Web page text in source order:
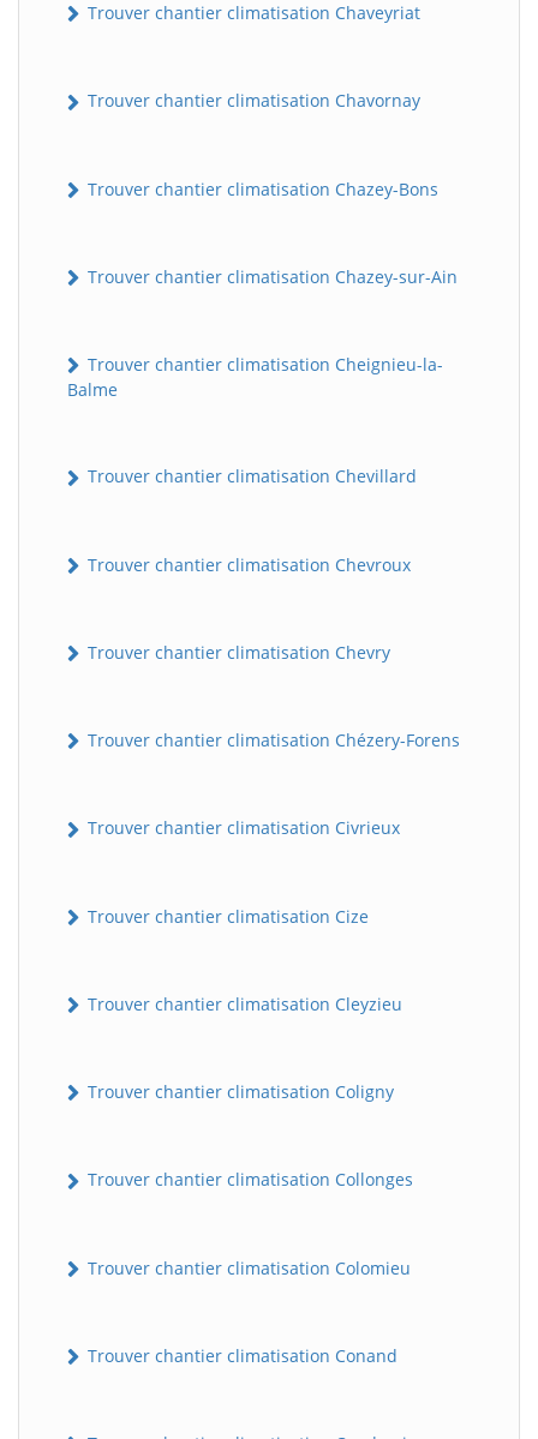
Trouver chantier climatisation Chaveyriat
Trouver chantier climatisation Chavornay
Trouver chantier climatisation Chazey-Bons
Trouver chantier climatisation Chazey-sur-Ain
Trouver chantier climatisation Cheignieu-la-
Balme
Trouver chantier climatisation Chevillard
Trouver chantier climatisation Chevroux
Trouver chantier climatisation Chevry
Trouver chantier climatisation Chézery-Forens
Trouver chantier climatisation Civrieux
Trouver chantier climatisation Cize
Trouver chantier climatisation Cleyzieu
Trouver chantier climatisation Coligny
Trouver chantier climatisation Collonges
Trouver chantier climatisation Colomieu
Trouver chantier climatisation Conand
BatiWebPro